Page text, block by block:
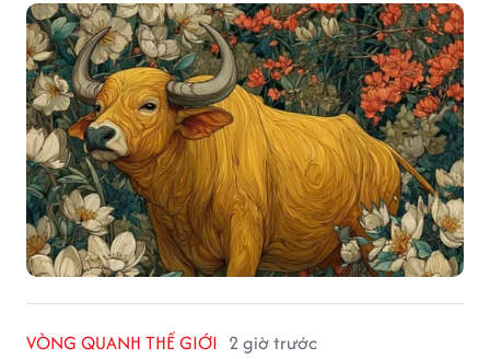
VÒNG QUANH THẾ GIỚI 2 giờ trước